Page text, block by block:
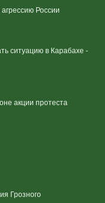
России
ситуацию в Карабахе -
акции протеста
Грозного